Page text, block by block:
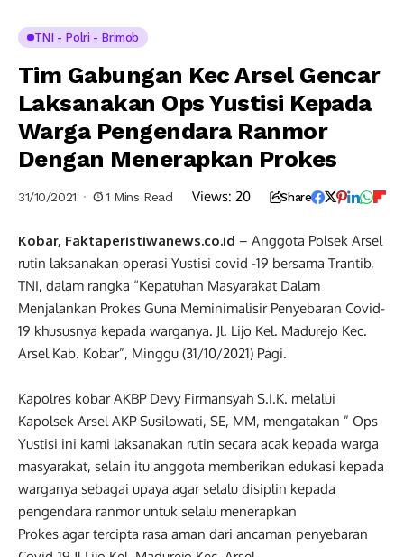
TNI - Polri - Brimob
Tim Gabungan Kec Arsel Gencar
Laksanakan Ops Yustisi Kepada
Warga Pengendara Ranmor
Dengan Menerapkan Prokes
31/10/2021 1 Mins Read Views: 20 Share
Kobar, Faktaperistiwanews.co.id – Anggota Polsek Arsel
rutin laksanakan operasi Yustisi covid -19 bersama Trantib,
TNI, dalam rangka “Kepatuhan Masyarakat Dalam
Menjalankan Prokes Guna Meminimalisir Penyebaran Covid-
19 khususnya kepada warganya. Jl. Lijo Kel. Madurejo Kec.
Arsel Kab. Kobar”, Minggu (31/10/2021) Pagi.
Kapolres kobar AKBP Devy Firmansyah S.I.K. melalui
Kapolsek Arsel AKP Susilowati, SE, MM, mengatakan ” Ops
Yustisi ini kami laksanakan rutin secara acak kepada warga
masyarakat, selain itu anggota memberikan edukasi kepada
warganya sebagai upaya agar selalu disiplin kepada
pengendara ranmor untuk selalu menerapkan
Prokes agar tercipta rasa aman dari ancaman penyebaran